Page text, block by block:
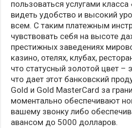
пользоваться услугами
видеть удобство и высокий
всем. С таким платежным
чувствовать себя на высоте
престижных заведениях
казино, отелях, клубах,
что статусный золотой цвет –
что дает этот банковский
Gold и Gold MasterCard за
моментально обеспечивают
вашему звонку либо
авансом до 5000 долларов.